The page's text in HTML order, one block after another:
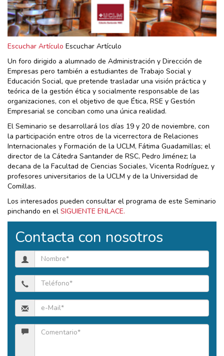
Escuchar Artículo Escuchar Artículo
Un foro dirigido a alumnado de Administración y Dirección de
Empresas pero también a estudiantes de Trabajo Social y
Educación Social, que pretende trasladar una visión práctica y
teórica de la gestión ética y socialmente responsable de las
organizaciones, con el objetivo de que Ética, RSE y Gestión
Empresarial se conciban como una única realidad.
El Seminario se desarrollará los días 19 y 20 de noviembre, con
la participación entre otros de la vicerrectora de Relaciones
Internacionales y Formación de la UCLM, Fátima Guadamillas; el
director de la Cátedra Santander de RSC, Pedro Jiménez; la
decana de la Facultad de Ciencias Sociales, Vicenta Rodríguez, y
profesores universitarios de la UCLM y de la Universidad de
Comillas.
Los interesados pueden consultar el programa de este Seminario
pinchando en el SIGUIENTE ENLACE.
Contacta con nosotros